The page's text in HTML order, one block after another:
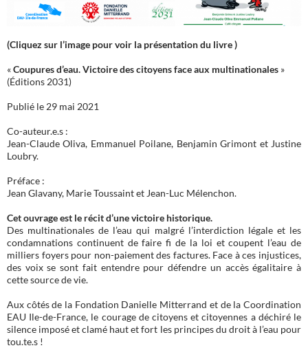
(Cliquez sur l’image pour voir la présentation du livre )
«Coupures d’eau. Victoire des citoyens face aux multinationales »
(Éditions 2031)
Publié le 29 mai 2021
Co-auteur.e.s :
Jean-Claude Oliva, Emmanuel Poilane, Benjamin Grimont et Justine
Loubry.
Préface :
Jean Glavany, Marie Toussaint et Jean-Luc Mélenchon.
Cet ouvrage est le récit d’une victoire historique.
Des multinationales de l’eau qui malgré l’interdiction légale et les
condamnations continuent de faire fi de la loi et coupent l’eau de
milliers foyers pour non-paiement des factures. Face à ces injustices,
des voix se sont fait entendre pour défendre un accès égalitaire à
cette source de vie.
Aux côtés de la Fondation Danielle Mitterrand et de la Coordination
EAU Ile-de-France, le courage de citoyens et citoyennes a déchiré le
silence imposé et clamé haut et fort les principes du droit à l’eau pour
tou.te.s !